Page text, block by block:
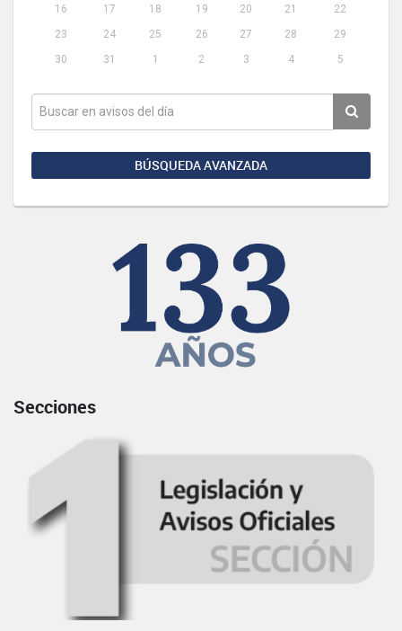
16
17 18 19 20 21
22
23
24 25 26 27 28
29
30
31 1 2 3 4 5
BÚSQUEDA AVANZADA
Secciones